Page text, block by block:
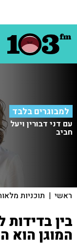
למבוגרים בלבד
עם דני דבורין ויעל
חביב
ראשי | תוכניות
בין בדידות
המוגן הוא